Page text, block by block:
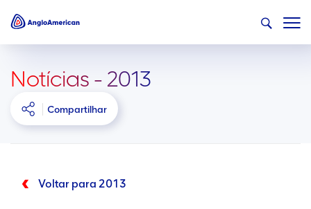
Notícias - 2013
Compartilhar
Voltar para 2013